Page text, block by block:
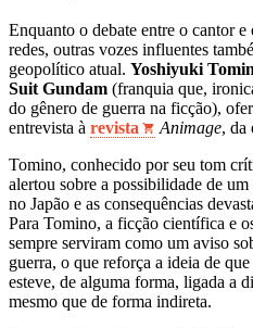
Enquanto o debate entre o cantor
redes, outras vozes influentes
geopolítico atual. Yoshiyuki
Suit Gundam (franquia que,
do gênero de guerra na ficção),
entrevista à revista Animage, da
Tomino, conhecido por seu tom
alertou sobre a possibilidade de
no Japão e as consequências
Para Tomino, a ficção científica e
sempre serviram como um aviso
guerra, o que reforça a ideia de
esteve, de alguma forma, ligada a
mesmo que de forma indireta.